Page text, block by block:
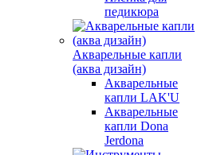
педикюра
Акварельные капли
(аква дизайн)
Акварельные
капли LAK'U
Акварельные
капли Dona
Jerdona